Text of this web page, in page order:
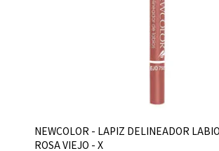
NEWCOLOR - LAPIZ DELINEADOR
ROSA VIEJO - X